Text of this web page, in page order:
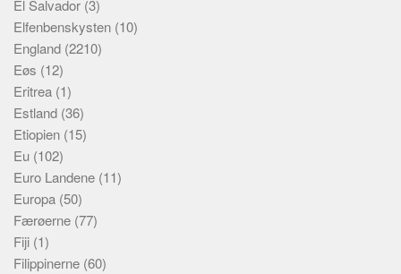
El Salvador (3)
Elfenbenskysten (10)
England (2210)
Eøs (12)
Eritrea (1)
Estland (36)
Etiopien (15)
Eu (102)
Euro Landene (11)
Europa (50)
Færøerne (77)
Fiji (1)
Filippinerne (60)